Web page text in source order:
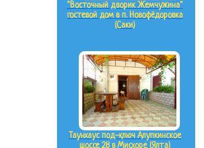
"Восточный дворик Жемчужина"
гостевой дом в п. Новофёдоровка
(Саки)
Таунхаус под-ключ Алупкинское
шоссе 28 в Мисхоре (Ялта)